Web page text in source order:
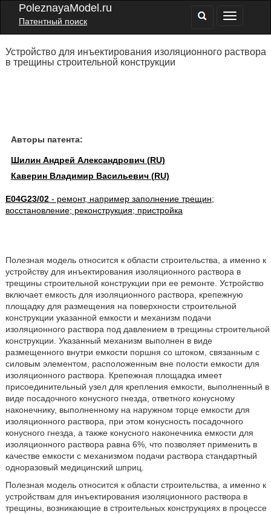
PoleznayaModel.ru
Патентный поиск
Устройство для инъектирования изоляционного раствора
в трещины строительной конструкции
Авторы патента:
Шилин Андрей Александрович (RU)
Каверин Владимир Васильевич (RU)
E04G23/02- ремонт, например заполнение трещин;
восстановление; реконструкция; пристройка
Полезная модель относится к области строительства, а именно к
устройству для инъектирования изоляционного раствора в
трещины строительной конструкции при ее ремонте. Устройство
включает емкость для изоляционного раствора, крепежную
площадку для размещения на поверхности строительной
конструкции указанной емкости и механизм подачи
изоляционного раствора под давлением в трещины строительной
конструкции. Указанный механизм выполнен в виде
размещенного внутри емкости поршня со штоком, связанным с
силовым элементом, расположенным вне полости емкости для
изоляционного раствора. Крепежная площадка имеет
присоединительный узел для крепления емкости, выполненный в
виде посадочного конусного гнезда, ответного конусному
наконечнику, выполненному на наружном торце емкости для
изоляционного раствора, при этом конусность посадочного
конусного гнезда, а также конусного наконечника емкости для
изоляционного раствора равна 6%, что позволяет применить в
качестве емкости с механизмом подачи раствора стандартный
одноразовый медицинский шприц.
Полезная модель относится к области строительства, а именно к
устройствам для инъектирования изоляционного раствора в
трещины, возникающие в строительных конструкциях в процессе